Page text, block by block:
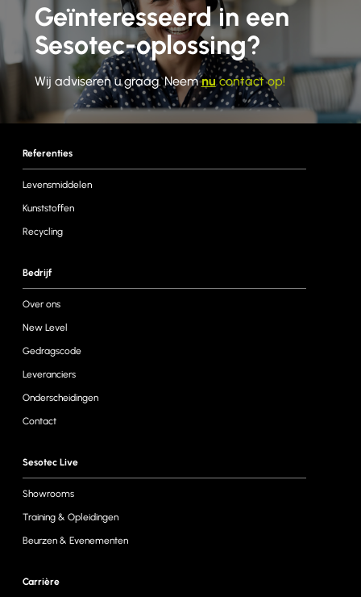
Geïnteresseerd in een
Sesotec-oplossing?
Wij adviseren u graag. Neemnucontact op!
Referenties
Levensmiddelen
Kunststoffen
Recycling
Bedrijf
Over ons
New Level
Gedragscode
Leveranciers
Onderscheidingen
Contact
Sesotec Live
Showrooms
Training & Opleidingen
Beurzen & Evenementen
Carrière